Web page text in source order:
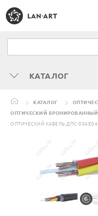
КАТАЛОГ
КАТАЛОГ
ОПТИЧЕСКИЙ БРОНИРОВАННЫЙ
ОПТИЧЕСКИЙ КАБЕЛЬ ДПС-